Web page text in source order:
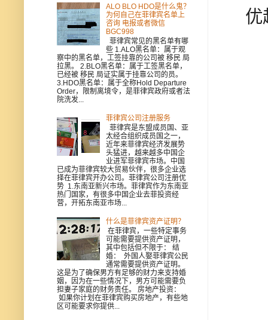
优
ALO BLO HDO是什么鬼？
为何自己在菲律宾名单上
咨询 电报或者微信
BGC998
菲律宾常见的黑名单有哪
些 1.ALO黑名单：属于观
察中的黑名单，工签挂靠的公司被 移民 局
拉黑。 2.BLO黑名单：属于工签黑名单，
已经被 移民 局证实属于挂靠公司的员。
3.HDO黑名单：属于全称Hold Departure
Order，限制离境令，是菲律宾政府或者法
院洗发...
菲律宾公司注册服务
菲律宾是东盟成员国、亚
太经合组织成员国之一，
近年来菲律宾经济发展势
头猛进，越来越多中国企
业进军菲律宾市场。中国
已成为菲律宾较大贸易伙伴，很多企业选
择在菲律宾开办公司。菲律宾公司注册优
势 1.东南亚新兴市场。菲律宾作为东南亚
热门国家，有很多中国企业去菲投资经
营，开拓东南亚市场...
什么是菲律宾资产证明？
在菲律宾，一些特定事务
可能需要提供资产证明，
其中包括但不限于： 结
婚： 外国人娶菲律宾公民
通常需要提供资产证明。
这是为了确保男方有足够的财力来支持婚
姻，因为在一些情况下，男方可能需要负
担妻子家庭的财务责任。 房地产投资：
如果你计划在菲律宾购买房地产，有些地
区可能要求你提供...